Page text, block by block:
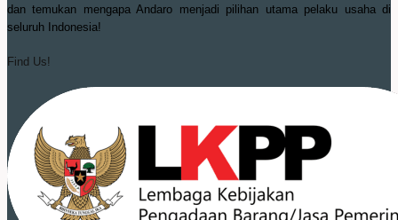
dan temukan mengapa Andaro menjadi pilihan utama pelaku usaha di
seluruh Indonesia!
Find Us!